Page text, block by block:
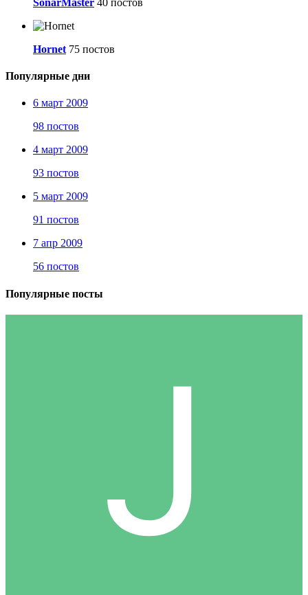
Hornet 75 постов
Популярные дни
6 март 2009
98 постов
4 март 2009
93 постов
5 март 2009
91 постов
7 апр 2009
56 постов
Популярные посты